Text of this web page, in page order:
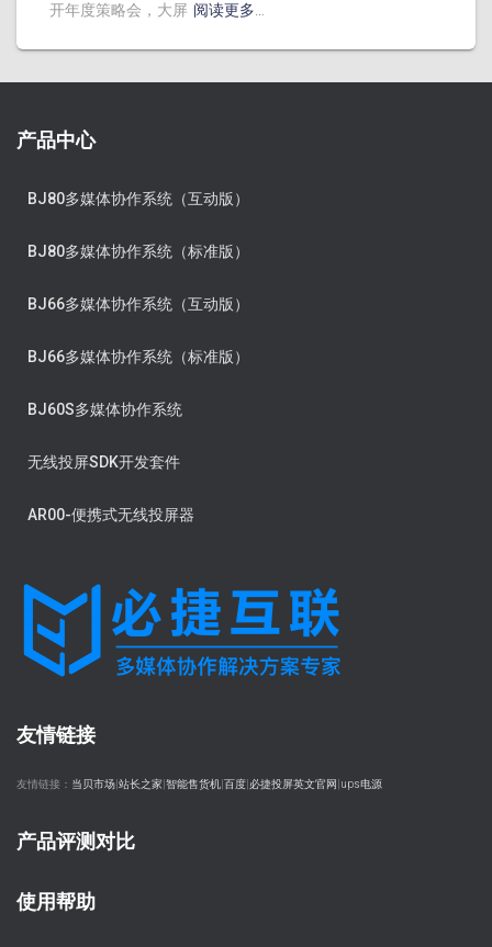
开年度策略会，大屏 阅读更多…
产品中心
BJ80多媒体协作系统（互动版）
BJ80多媒体协作系统（标准版）
BJ66多媒体协作系统（互动版）
BJ66多媒体协作系统（标准版）
BJ60S多媒体协作系统
无线投屏SDK开发套件
AR00-便携式无线投屏器
友情链接
友情链接： 当贝市场 站长之家 智能售货机 百度 必捷投屏英文官网 ups电源
产品评测对比
使用帮助